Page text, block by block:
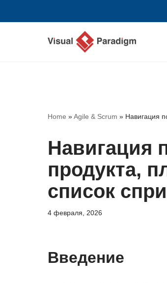
Home »Agile & Scrum » Навигация
Навигация
продукта,
список
4 февраля, 2026
Введение